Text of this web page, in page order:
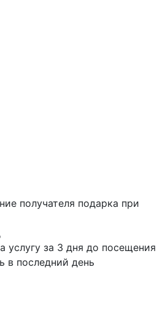
получателя подарка при
услугу за 3 дня до посещения
в последний день